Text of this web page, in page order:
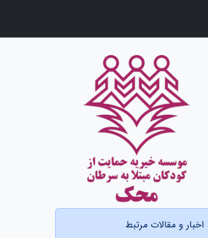
اخبار و مقالات مرتبط